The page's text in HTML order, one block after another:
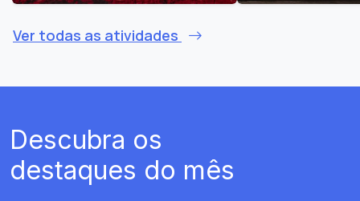
Ver todas as atividades
Descubra os
destaques do mês